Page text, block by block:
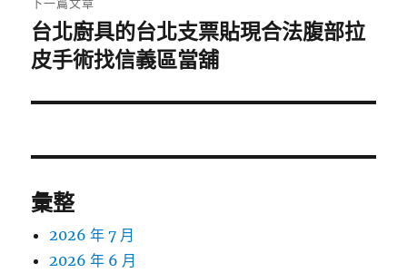
下
一
文
台北廚具的台北支票貼現合法腹部拉
皮手術找信義區當舖
彙整
2026 年 7 月
2026 年 6 月